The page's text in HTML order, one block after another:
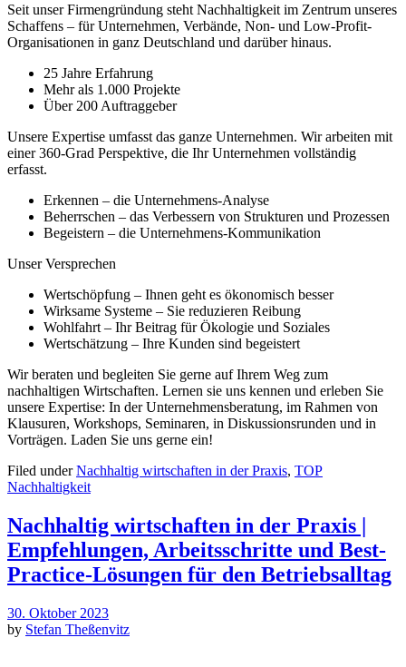
Seit unser Firmengründung steht Nachhaltigkeit im Zentrum unseres
Schaffens – für Unternehmen, Verbände, Non- und Low-Profit-
Organisationen in ganz Deutschland und darüber hinaus.
25 Jahre Erfahrung
Mehr als 1.000 Projekte
Über 200 Auftraggeber
Unsere Expertise umfasst das ganze Unternehmen. Wir arbeiten mit
einer 360-Grad Perspektive, die Ihr Unternehmen vollständig
erfasst.
Erkennen – die Unternehmens-Analyse
Beherrschen – das Verbessern von Strukturen und Prozessen
Begeistern – die Unternehmens-Kommunikation
Unser Versprechen
Wertschöpfung – Ihnen geht es ökonomisch besser
Wirksame Systeme – Sie reduzieren Reibung
Wohlfahrt – Ihr Beitrag für Ökologie und Soziales
Wertschätzung – Ihre Kunden sind begeistert
Wir beraten und begleiten Sie gerne auf Ihrem Weg zum
nachhaltigen Wirtschaften. Lernen sie uns kennen und erleben Sie
unsere Expertise: In der Unternehmensberatung, im Rahmen von
Klausuren, Workshops, Seminaren, in Diskussionsrunden und in
Vorträgen. Laden Sie uns gerne ein!
Filed underNachhaltig wirtschaften in der Praxis, TOP
Nachhaltigkeit
Nachhaltig wirtschaften in der Praxis |
Empfehlungen, Arbeitsschritte und Best-
Practice-Lösungen für den Betriebsalltag
30. Oktober 2023
by Stefan Theßenvitz